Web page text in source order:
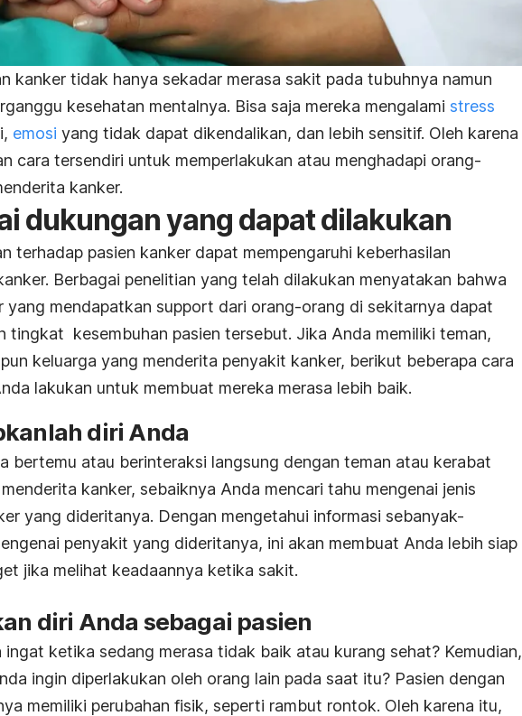
kanker tidak hanya sekadar merasa sakit pada tubuhnya namun
kesehatan mentalnya. Bisa saja mereka mengalami stress
emosi yang tidak dapat dikendalikan, dan lebih sensitif. Oleh karena
cara tersendiri untuk memperlakukan atau menghadapi orang-
kanker.
dukungan yang dapat dilakukan
terhadap pasien kanker dapat mempengaruhi keberhasilan
Berbagai penelitian yang telah dilakukan menyatakan bahwa
yang mendapatkan support dari orang-orang di sekitarnya dapat
tingkat kesembuhan pasien tersebut. Jika Anda memiliki teman,
keluarga yang menderita penyakit kanker, berikut beberapa cara
lakukan untuk membuat mereka merasa lebih baik.
diri Anda
bertemu atau berinteraksi langsung dengan teman atau kerabat
kanker, sebaiknya Anda mencari tahu mengenai jenis
yang dideritanya. Dengan mengetahui informasi sebanyak-
penyakit yang dideritanya, ini akan membuat Anda lebih siap
jika melihat keadaannya ketika sakit.
diri Anda sebagai pasien
ingat ketika sedang merasa tidak baik atau kurang sehat? Kemudian,
ingin diperlakukan oleh orang lain pada saat itu? Pasien dengan
memiliki perubahan fisik, seperti rambut rontok. Oleh karena itu,